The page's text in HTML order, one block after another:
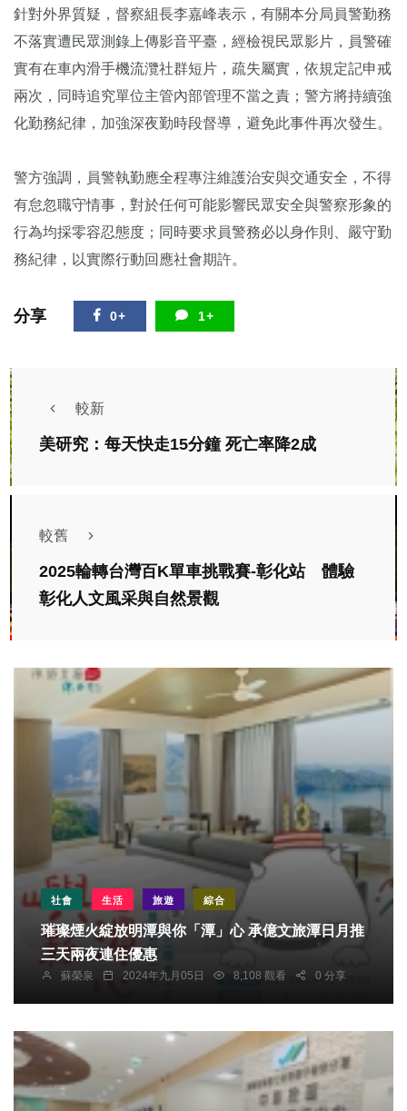
針對外界質疑，督察組長李嘉峰表示，有關本分局員警勤務
不落實遭民眾測錄上傳影音平臺，經檢視民眾影片，員警確
實有在車內滑手機流灠社群短片，疏失屬實，依規定記申戒
兩次，同時追究單位主管內部管理不當之責；警方將持續強
化勤務紀律，加強深夜勤時段督導，避免此事件再次發生。
警方強調，員警執勤應全程專注維護治安與交通安全，不得
有怠忽職守情事，對於任何可能影響民眾安全與警察形象的
行為均採零容忍態度；同時要求員警務必以身作則、嚴守勤
務紀律，以實際行動回應社會期許。
分享 0+ 1+
較新
美研究：每天快走15分鐘 死亡率降2成
較舊
2025輪轉台灣百K單車挑戰賽-彰化站 體驗
彰化人文風采與自然景觀
社會 生活 旅遊 綜合
璀璨煙火綻放明潭與你「潭」心 承億文旅潭日月推
三天兩夜連住優惠
蘇榮泉 2024年九月05日 8,108 觀看 0 分享